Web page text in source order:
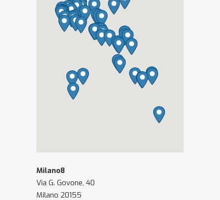
Milano8
Via G. Govone, 40
Milano 20155